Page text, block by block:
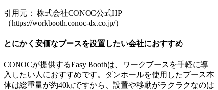
引用元： 株式会社CONOC公式HP
（https://workbooth.conoc-dx.co.jp/）
とにかく安価なブースを設置したい会社におすすめ
CONOCが提供するEasy Boothは、ワークブースを手軽に導
入したい人におすすめです。
ダンボールを使用したブース本
体は総重量が約40kgですから、設置や移動がラクラクなのは